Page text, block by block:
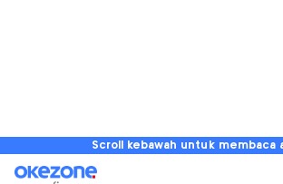
Scroll kebawah untuk membaca